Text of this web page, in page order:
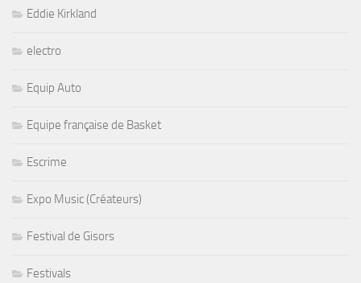
Eddie Kirkland
electro
Equip Auto
Equipe française de Basket
Escrime
Expo Music (Créateurs)
Festival de Gisors
Festivals